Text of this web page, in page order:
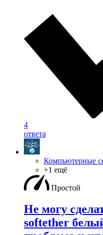
4
ответа
Компьютерные
+1 ещё
Простой
Не могу
softether